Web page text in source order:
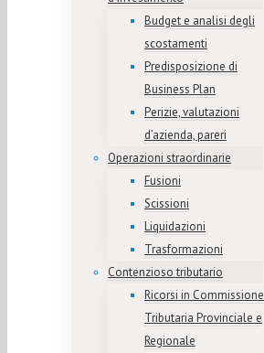
Budget e analisi degli
scostamenti
Predisposizione di
Business Plan
Perizie, valutazioni
d’azienda, pareri
Operazioni straordinarie
Fusioni
Scissioni
Liquidazioni
Trasformazioni
Contenzioso tributario
Ricorsi in Commissione
Tributaria Provinciale e
Regionale